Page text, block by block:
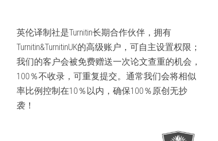
英伦译制社是Turnitin长期合作伙伴，拥有
Turnitin&TurnitinUK的高级账户，可自主设置权限；
我们的客户会被免费赠送一次论文查重的机会，
100％不收录，可重复提交。通常我们会将相似
率比例控制在10％以内，确保100％原创无抄
袭！